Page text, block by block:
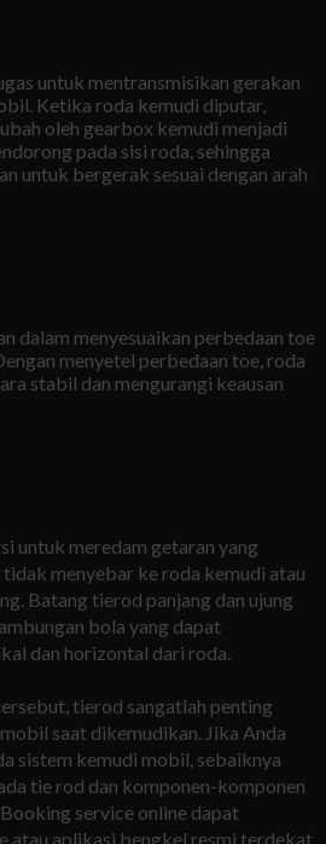
untuk mentransmisikan gerakan
Ketika roda kemudi diputar,
oleh gearbox kemudi menjadi
pada sisi roda, sehingga
untuk bergerak sesuai dengan arah
dalam menyesuaikan perbedaan toe
menyetel perbedaan toe, roda
stabil dan mengurangi keausan
untuk meredam getaran yang
menyebar ke roda kemudi atau
Batang tierod panjang dan ujung
bola yang dapat
dan horizontal dari roda.
tierod sangatlah penting
saat dikemudikan. Jika Anda
sistem kemudi mobil, sebaiknya
tie rod dan komponen-komponen
service online dapat
atau aplikasi bengkel resmi terdekat.